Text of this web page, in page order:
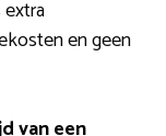
en geen